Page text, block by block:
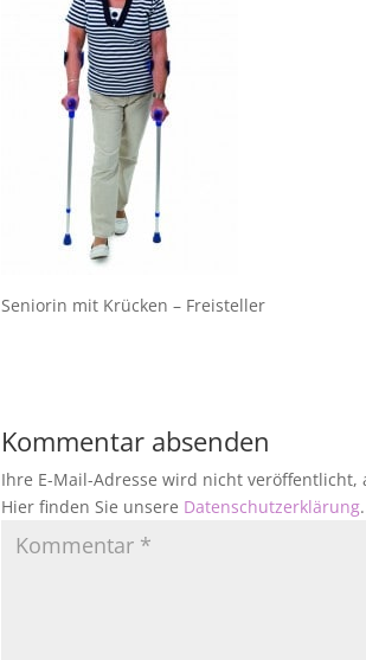
Seniorin mit Krücken – Freisteller
Kommentar absenden
Ihre E-Mail-Adresse wird nicht veröffentlicht,
Hier finden Sie unsere Datenschutzerklärung.